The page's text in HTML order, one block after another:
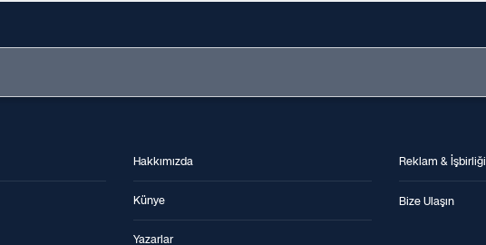
Hakkımızda
Künye
Yazarlar
Reklam & İşbirliği
Bize Ulaşın